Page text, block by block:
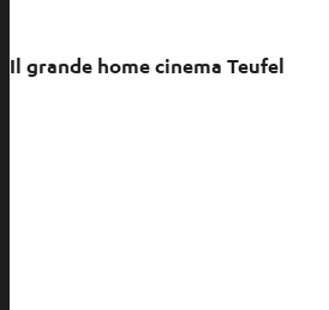
Il grande home cinema Teufel